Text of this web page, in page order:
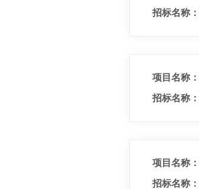
招标名称
项目名称
招标名称
项目名称
招标名称